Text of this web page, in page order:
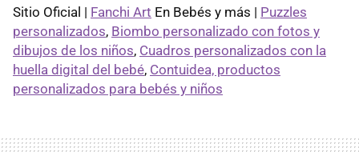
Sitio Oficial | Fanchi Art En Bebés y más | Puzzles
personalizados, Biombo personalizado con fotos y
dibujos de los niños, Cuadros personalizados con la
huella digital del bebé, Contuidea, productos
personalizados para bebés y niños